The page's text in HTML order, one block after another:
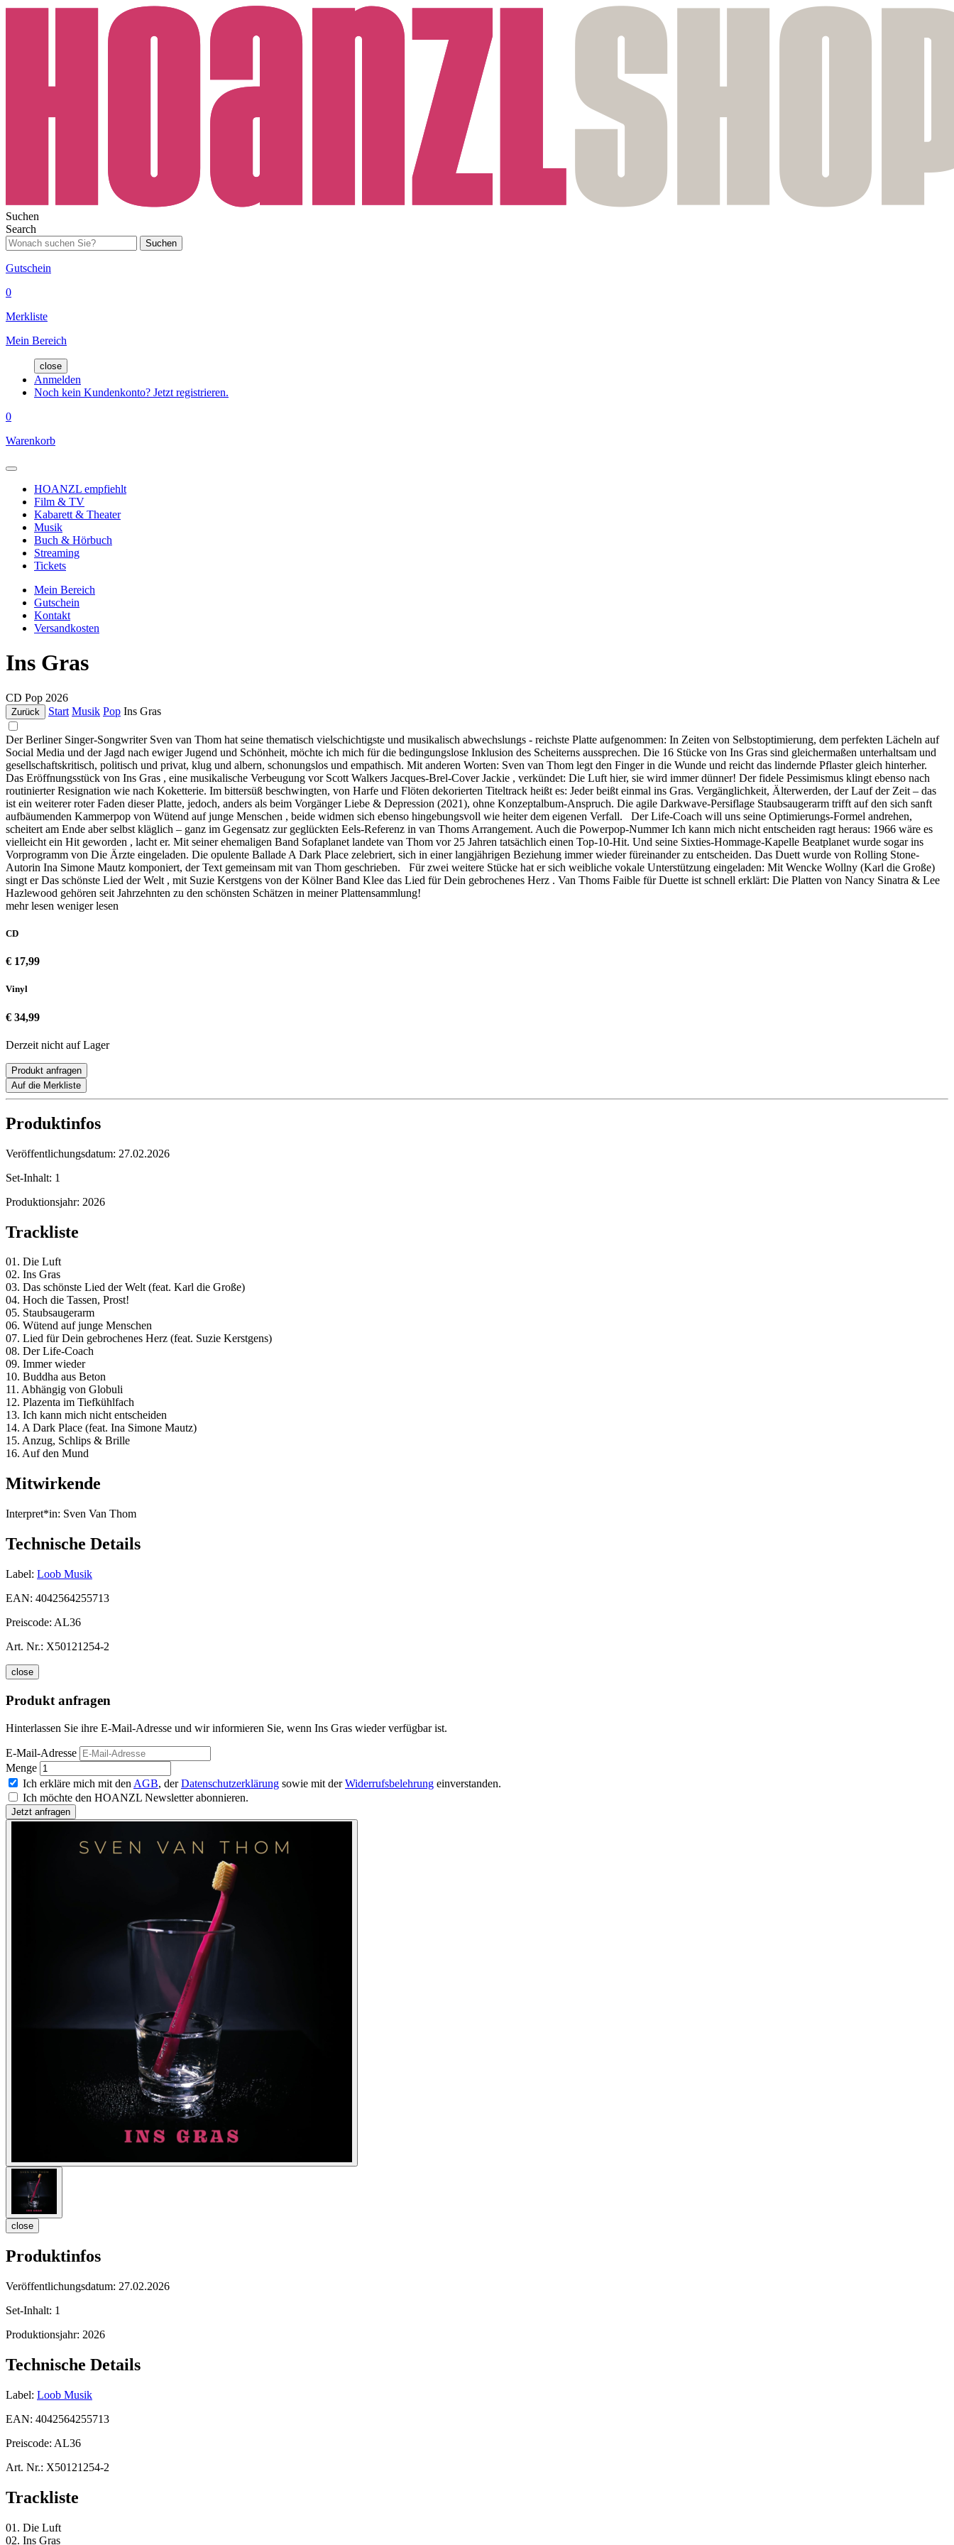
Suchen
Search
Suchen
Gutschein
0
Merkliste
Mein Bereich
close
Anmelden
Noch kein Kundenkonto? Jetzt registrieren.
0
Warenkorb
HOANZL empfiehlt
Film & TV
Kabarett & Theater
Musik
Buch & Hörbuch
Streaming
Tickets
Mein Bereich
Gutschein
Kontakt
Versandkosten
Ins Gras
CD Pop 2026
Zurück Start Musik Pop Ins Gras
Der Berliner Singer-Songwriter Sven van Thom hat seine thematisch vielschichtigste und musikalisch abwechslungs - reichste Platte aufgenommen: In Zeiten von Selbstoptimierung, dem perfekten Lächeln auf
Social Media und der Jagd nach ewiger Jugend und Schönheit, möchte ich mich für die bedingungslose Inklusion des Scheiterns aussprechen. Die 16 Stücke von Ins Gras sind gleichermaßen unterhaltsam und
gesellschaftskritisch, politisch und privat, klug und albern, schonungslos und empathisch. Mit anderen Worten: Sven van Thom legt den Finger in die Wunde und reicht das lindernde Pflaster gleich hinterher.
Das Eröffnungsstück von Ins Gras , eine musikalische Verbeugung vor Scott Walkers Jacques-Brel-Cover Jackie , verkündet: Die Luft hier, sie wird immer dünner! Der fidele Pessimismus klingt ebenso nach
routinierter Resignation wie nach Koketterie. Im bittersüß beschwingten, von Harfe und Flöten dekorierten Titeltrack heißt es: Jeder beißt einmal ins Gras. Vergänglichkeit, Älterwerden, der Lauf der Zeit – das
ist ein weiterer roter Faden dieser Platte, jedoch, anders als beim Vorgänger Liebe & Depression (2021), ohne Konzeptalbum-Anspruch. Die agile Darkwave-Persiflage Staubsaugerarm trifft auf den sich sanft
aufbäumenden Kammerpop von Wütend auf junge Menschen , beide widmen sich ebenso hingebungsvoll wie heiter dem eigenen Verfall. Der Life-Coach will uns seine Optimierungs-Formel andrehen,
scheitert am Ende aber selbst kläglich – ganz im Gegensatz zur geglückten Eels-Referenz in van Thoms Arrangement. Auch die Powerpop-Nummer Ich kann mich nicht entscheiden ragt heraus: 1966 wäre es
vielleicht ein Hit geworden , lacht er. Mit seiner ehemaligen Band Sofaplanet landete van Thom vor 25 Jahren tatsächlich einen Top-10-Hit. Und seine Sixties-Hommage-Kapelle Beatplanet wurde sogar ins
Vorprogramm von Die Ärzte eingeladen. Die opulente Ballade A Dark Place zelebriert, sich in einer langjährigen Beziehung immer wieder füreinander zu entscheiden. Das Duett wurde von Rolling Stone-
Autorin Ina Simone Mautz komponiert, der Text gemeinsam mit van Thom geschrieben. Für zwei weitere Stücke hat er sich weibliche vokale Unterstützung eingeladen: Mit Wencke Wollny (Karl die Große)
singt er Das schönste Lied der Welt , mit Suzie Kerstgens von der Kölner Band Klee das Lied für Dein gebrochenes Herz . Van Thoms Faible für Duette ist schnell erklärt: Die Platten von Nancy Sinatra & Lee
Hazlewood gehören seit Jahrzehnten zu den schönsten Schätzen in meiner Plattensammlung!
mehr lesen weniger lesen
CD
€ 17,99
Vinyl
€ 34,99
Derzeit nicht auf Lager
Produkt anfragen
Auf die Merkliste
Produktinfos
Veröffentlichungsdatum: 27.02.2026
Set-Inhalt: 1
Produktionsjahr: 2026
Trackliste
01. Die Luft
02. Ins Gras
03. Das schönste Lied der Welt (feat. Karl die Große)
04. Hoch die Tassen, Prost!
05. Staubsaugerarm
06. Wütend auf junge Menschen
07. Lied für Dein gebrochenes Herz (feat. Suzie Kerstgens)
08. Der Life-Coach
09. Immer wieder
10. Buddha aus Beton
11. Abhängig von Globuli
12. Plazenta im Tiefkühlfach
13. Ich kann mich nicht entscheiden
14. A Dark Place (feat. Ina Simone Mautz)
15. Anzug, Schlips & Brille
16. Auf den Mund
Mitwirkende
Interpret*in: Sven Van Thom
Technische Details
Label: Loob Musik
EAN: 4042564255713
Preiscode: AL36
Art. Nr.: X50121254-2
close
Produkt anfragen
Hinterlassen Sie ihre E-Mail-Adresse und wir informieren Sie, wenn Ins Gras wieder verfügbar ist.
E-Mail-Adresse
Menge
Ich erkläre mich mit den AGB, derDatenschutzerklärung sowie mit derWiderrufsbelehrung einverstanden.
Ich möchte den HOANZL Newsletter abonnieren.
close
Produktinfos
Veröffentlichungsdatum: 27.02.2026
Set-Inhalt: 1
Produktionsjahr: 2026
Technische Details
Label: Loob Musik
EAN: 4042564255713
Preiscode: AL36
Art. Nr.: X50121254-2
Trackliste
01. Die Luft
02. Ins Gras